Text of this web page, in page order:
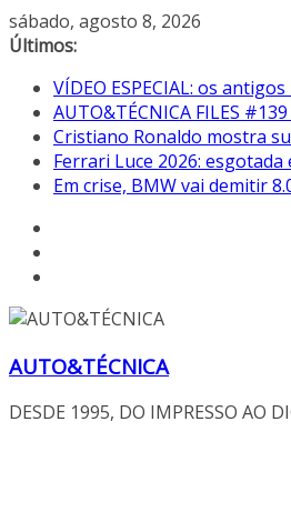
Pular
para
conteúdo
sábado, agosto 8, 2026
Últimos:
VÍDEO ESPECIAL: os
AUTO&TÉCNICA FILES
Cristiano Ronaldo mostra
Ferrari Luce 2026: esgotada
Em crise, BMW vai demitir
AUTO&TÉCNICA
DESDE 1995, DO IMPRESSO AO